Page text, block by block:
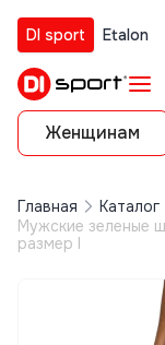
DI sport Etalon
Женщинам
Главная Каталог
Мужские зеленые
размер l